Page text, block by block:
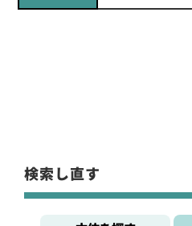
検索し直す